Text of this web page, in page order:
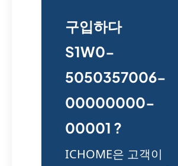
구입하다
S1W0-
5050357006-
00000000-
00001 ?
ICHOME은 고객이